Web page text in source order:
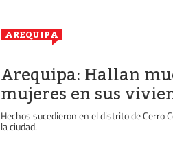
AREQUIPA
Arequipa: Hallan
mujeres en sus
Hechos sucedieron en el distrito de Cerro
la ciudad.